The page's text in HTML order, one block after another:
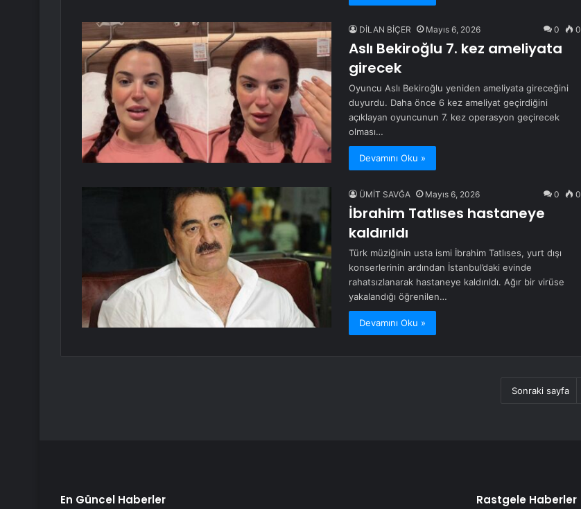
DİLAN BİÇER Mayıs 6, 2026 0 0
Aslı Bekiroğlu 7. kez ameliyata
girecek
Oyuncu Aslı Bekiroğlu yeniden ameliyata gireceğini
duyurdu. Daha önce 6 kez ameliyat geçirdiğini
açıklayan oyuncunun 7. kez operasyon geçirecek
olması…
Devamını Oku »
ÜMİT SAVĞA Mayıs 6, 2026 0 0
İbrahim Tatlıses hastaneye
kaldırıldı
Türk müziğinin usta ismi İbrahim Tatlıses, yurt dışı
konserlerinin ardından İstanbul’daki evinde
rahatsızlanarak hastaneye kaldırıldı. Ağır bir virüse
yakalandığı öğrenilen…
Devamını Oku »
Sonraki sayfa
En Güncel Haberler Rastgele Haberler